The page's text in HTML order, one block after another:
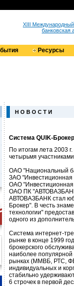
XIII
банковская
Ресурсы
Н О В О С Т И
Система QUIK-
По итогам лета 2003
четырьмя
ОАО "Национальный
ЗАО "Инвестиционная
ОАО
ОАО ПК
АВТОВАЗБАНК стал
Брокер". В честь
технологии"
одного из
Система интернет-
рынке в конце 1999
брокерского
наиболее популярной
рынках (ММВБ, РТС,
индивидуальных и
стабильно
6 строчек в первой